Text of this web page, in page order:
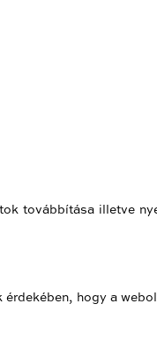
továbbítása illetve
hogy a